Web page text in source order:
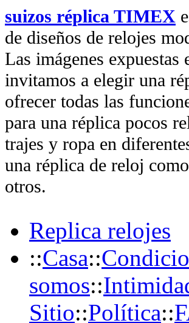
suizos réplica TIMEX
de diseños de relojes
Las imágenes
invitamos a elegir una
ofrecer todas las
para una réplica pocos
trajes y ropa en
una réplica de reloj
otros.
Replica relojes
::Casa::
somos::
Sitio::Política::